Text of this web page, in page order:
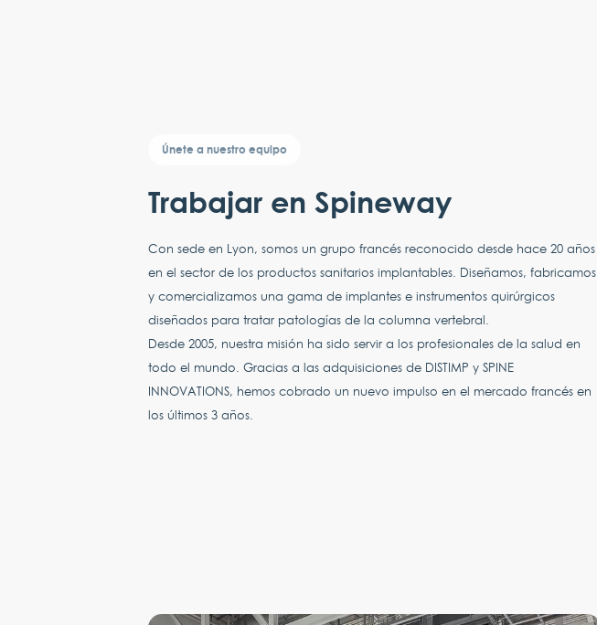
Únete a nuestro equipo
Trabajar en Spineway
Con sede en Lyon, somos un grupo francés reconocido desde hace 20 años
en el sector de los productos sanitarios implantables. Diseñamos, fabricamos
y comercializamos una gama de implantes e instrumentos quirúrgicos
diseñados para tratar patologías de la columna vertebral.
Desde 2005, nuestra misión ha sido servir a los profesionales de la salud en
todo el mundo. Gracias a las adquisiciones de DISTIMP y SPINE
INNOVATIONS, hemos cobrado un nuevo impulso en el mercado francés en
los últimos 3 años.